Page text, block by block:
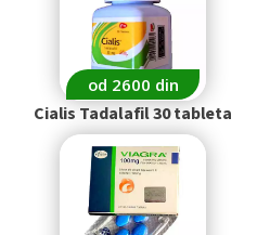
od 2600 din
Cialis Tadalafil 30 tableta